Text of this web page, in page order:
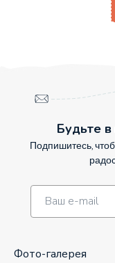
Будьте
Подпишитесь,
Фото-галерея